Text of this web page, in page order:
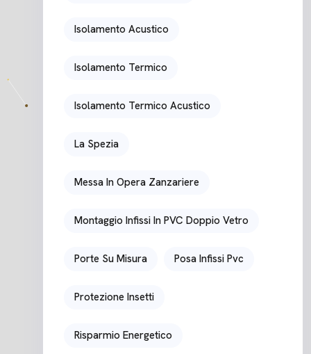
Isolamento Acustico
Isolamento Termico
Isolamento Termico Acustico
La Spezia
Messa In Opera Zanzariere
Montaggio Infissi In PVC Doppio Vetro
Porte Su Misura Posa Infissi Pvc
Protezione Insetti
Risparmio Energetico